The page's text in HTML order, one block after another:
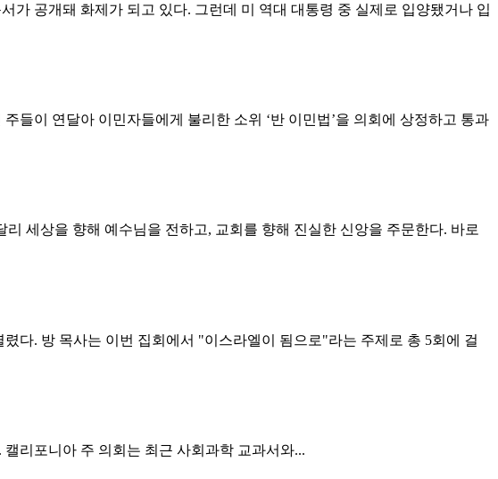
가 공개돼 화제가 되고 있다. 그런데 미 역대 대통령 중 실제로 입양됐거나 입
이 연달아 이민자들에게 불리한 소위 ‘반 이민법’을 의회에 상정하고 통과
세상을 향해 예수님을 전하고, 교회를 향해 진실한 신앙을 주문한다. 바로
다. 방 목사는 이번 집회에서 "이스라엘이 됨으로"라는 주제로 총 5회에 걸
리포니아 주 의회는 최근 사회과학 교과서와...